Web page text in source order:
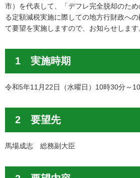
市）を代表して、「デフレ完全脱却のた
る定額減税実施に際しての地方行財政へ
て要望を実施しますので、お知らせします
1 実施時期
令和5年11月22日（水曜日）10時30分～
2 要望先
馬場成志 総務副大臣